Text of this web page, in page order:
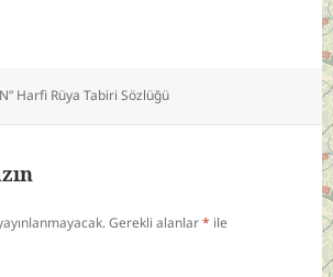
Harfi Rüya Tabiri Sözlüğü
Gerekli alanlar* ile